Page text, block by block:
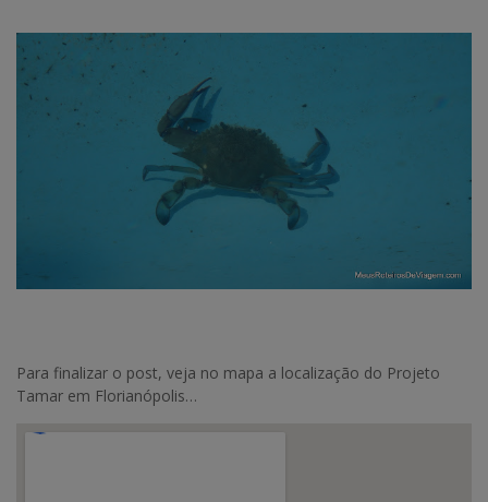
Para finalizar o post, veja no mapa a localização do Projeto
Tamar em Florianópolis…